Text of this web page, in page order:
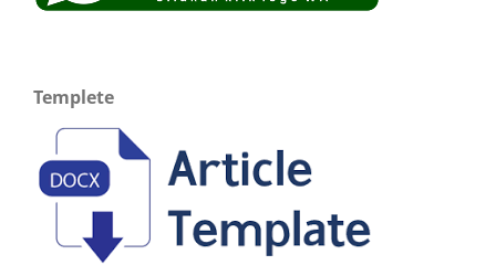
Templete